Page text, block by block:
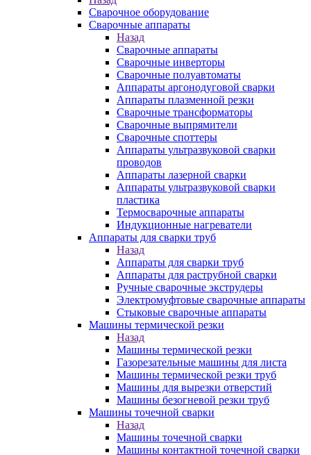
Сварочное оборудование
Сварочные аппараты
Назад
Сварочные аппараты
Сварочные инверторы
Сварочные полуавтоматы
Аппараты аргонодуговой сварки
Аппараты плазменной резки
Сварочные трансформаторы
Сварочные выпрямители
Сварочные споттеры
Аппараты ультразвуковой сварки
проводов
Аппараты лазерной сварки
Аппараты ультразвуковой сварки
пластика
Термосварочные аппараты
Индукционные нагреватели
Аппараты для сварки труб
Назад
Аппараты для сварки труб
Аппараты для раструбной сварки
Ручные сварочные экструдеры
Электромуфтовые сварочные аппараты
Стыковые сварочные аппараты
Машины термической резки
Назад
Машины термической резки
Газорезательные машины для листа
Машины термической резки труб
Машины для вырезки отверстий
Машины безогневой резки труб
Машины точечной сварки
Назад
Машины точечной сварки
Машины контактной точечной сварки